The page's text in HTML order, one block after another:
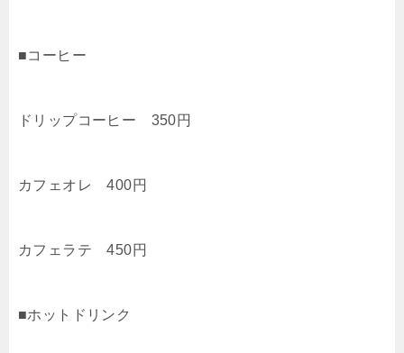
■コーヒー
ドリップコーヒー 350円
カフェオレ 400円
カフェラテ 450円
■ホットドリンク